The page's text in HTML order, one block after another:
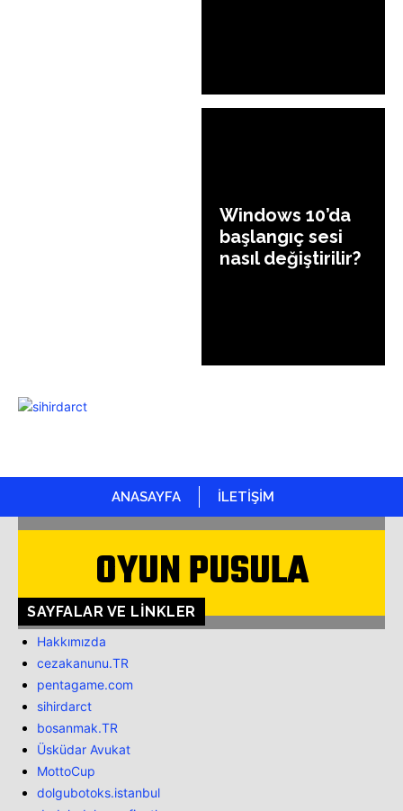
Windows 10’da
başlangıç sesi
nasıl değiştirilir?
ANASAYFA İLETİŞİM
OYUN PUSULA
SAYFALAR VE LINKLER
Hakkımızda
cezakanunu.TR
pentagame.com
sihirdarct
bosanmak.TR
Üsküdar Avukat
MottoCup
dolgubotoks.istanbul